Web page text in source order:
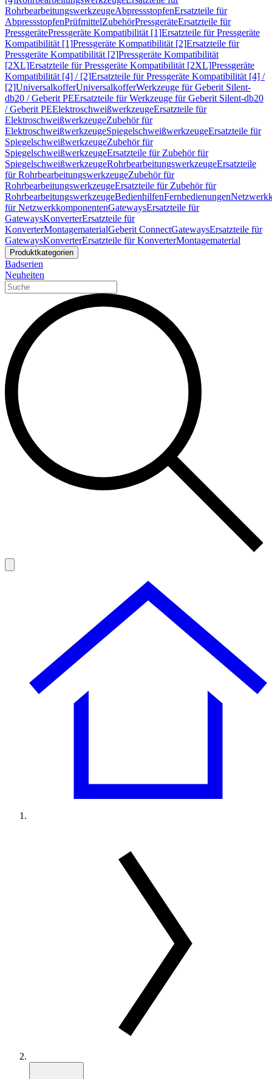
RohrbearbeitungswerkzeugeAbpressstopfenErsatzteile für
AbpressstopfenPrüfmittelZubehörPressgeräteErsatzteile für
PressgerätePressgeräte Kompatibilität [1]Ersatzteile für Pressgeräte
Kompatibilität [1]Pressgeräte Kompatibilität [2]Ersatzteile für
Pressgeräte Kompatibilität [2]Pressgeräte Kompatibilität
[2XL]Ersatzteile für Pressgeräte Kompatibilität [2XL]Pressgeräte
Kompatibilität [4] / [2]Ersatzteile für Pressgeräte Kompatibilität [4] /
[2]UniversalkofferUniversalkofferWerkzeuge für Geberit Silent-
db20 / Geberit PEErsatzteile für Werkzeuge für Geberit Silent-db20
/ Geberit PEElektroschweißwerkzeugeErsatzteile für
ElektroschweißwerkzeugeZubehör für
ElektroschweißwerkzeugeSpiegelschweißwerkzeugeErsatzteile für
SpiegelschweißwerkzeugeZubehör für
SpiegelschweißwerkzeugeErsatzteile für Zubehör für
SpiegelschweißwerkzeugeRohrbearbeitungswerkzeugeErsatzteile
für RohrbearbeitungswerkzeugeZubehör für
RohrbearbeitungswerkzeugeErsatzteile für Zubehör für
RohrbearbeitungswerkzeugeBedienhilfenFernbedienungen
für NetzwerkkomponentenGatewaysErsatzteile für
GatewaysKonverterErsatzteile für
KonverterMontagematerialGeberit ConnectGatewaysErsatzteile für
GatewaysKonverterErsatzteile für KonverterMontagematerial
Produktkategorien
Badserien
Neuheiten